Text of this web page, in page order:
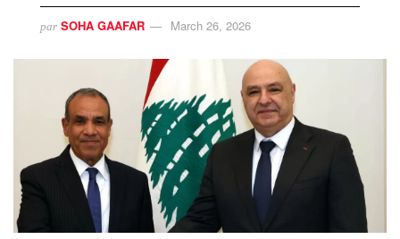
par SOHA GAAFAR March 26, 2026